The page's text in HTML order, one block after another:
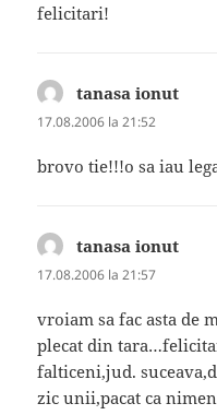
felicitari!
tanasa ionut
17.08.2006 la 21:52
brovo tie!!!o sa iau
tanasa ionut
17.08.2006 la 21:57
vroiam sa fac asta de
plecat din
falticeni,jud.
zic unii,pacat ca